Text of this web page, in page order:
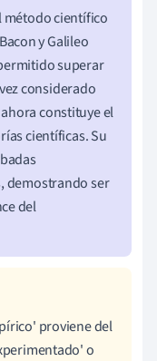
método científico
y Galileo
superar
considerado
constituye el
científicas. Su
demostrando ser
del
proviene del
o